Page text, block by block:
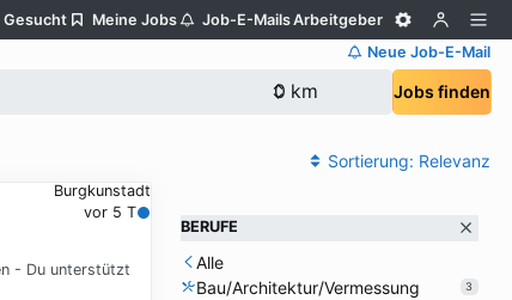
Gesucht Meine Jobs Job-E-MailsArbeitgeber
Neue Job-E-Mail
Jobs finden
Sortierung: Relevanz
Burgkunstadt
vor 5 T
- Du unterstützt
BERUFE
Alle
Bau/Architektur/Vermessung
3